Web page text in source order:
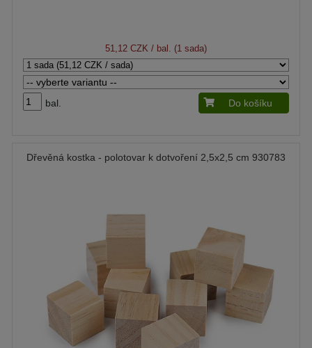
51,12 CZK / bal. (1 sada)
bal. Do košíku
Dřevěná kostka - polotovar k dotvoření 2,5x2,5 cm 930783